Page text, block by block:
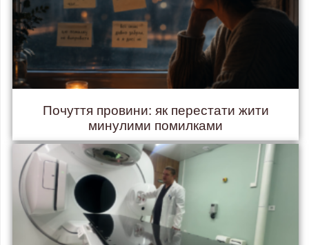
Почуття провини: як перестати жити
минулими помилками